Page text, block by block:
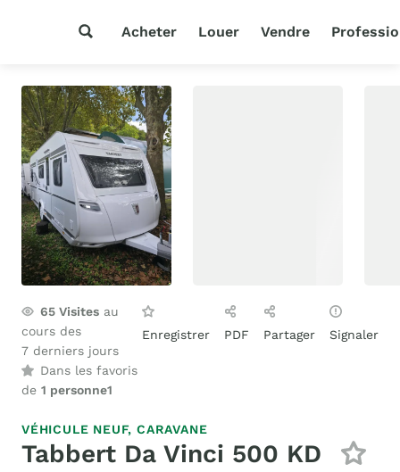
Acheter Louer Vendre
65 Visites au
cours des
7 derniers jours
Dans les favoris
de 1 personne1
Enregistrer PDF Partager Signaler
VÉHICULE NEUF,CARAVANE
Tabbert Da Vinci 500 KD